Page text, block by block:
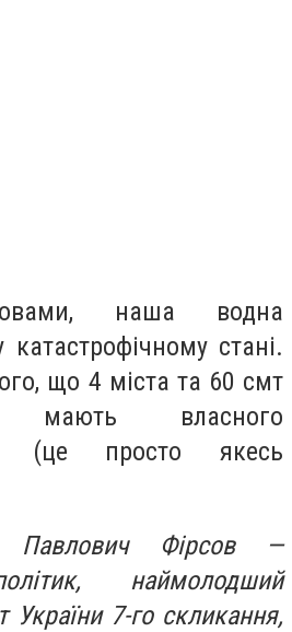
наша водна
катастрофічному стані.
що 4 міста та 60 смт
мають власного
(це просто якесь
Фірсов —
наймолодший
України 7-го скликання,